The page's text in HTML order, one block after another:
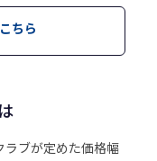
ちら
ラブが定めた価格幅